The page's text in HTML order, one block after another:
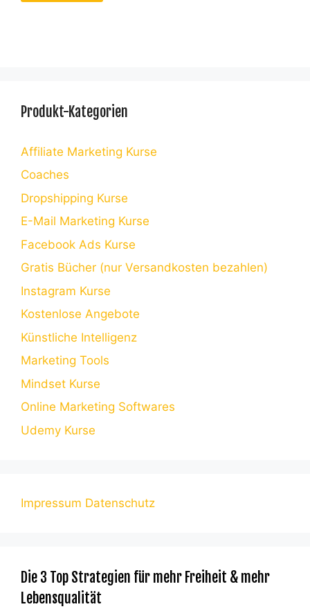
Produkt-Kategorien
Affiliate Marketing Kurse
Coaches
Dropshipping Kurse
E-Mail Marketing Kurse
Facebook Ads Kurse
Gratis Bücher (nur Versandkosten bezahlen)
Instagram Kurse
Kostenlose Angebote
Künstliche Intelligenz
Marketing Tools
Mindset Kurse
Online Marketing Softwares
Udemy Kurse
Impressum Datenschutz
Die 3 Top Strategien für mehr Freiheit & mehr
Lebensqualität